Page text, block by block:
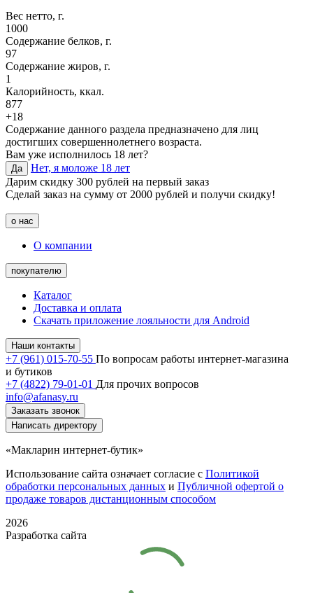
Вес нетто, г.
1000
Содержание белков, г.
97
Содержание жиров, г.
1
Калорийность, ккал.
877
+18
Содержание данного раздела предназначено для лиц
достигших совершеннолетнего возраста.
Вам уже исполнилось 18 лет?
Да
Нет, я моложе 18 лет
Дарим скидку 300 рублей на первый заказ
Сделай заказ на сумму от 2000 рублей и получи скидку!
о нас
О компании
покупателю
Каталог
Доставка и оплата
Скачать приложение лояльности для Android
Наши контакты
+7 (961) 015-70-55 По вопросам работы интернет-магазина
и бутиков
+7 (4822) 79-01-01 Для прочих вопросов
info@afanasy.ru
Заказать звонок
Написать директору
«Макларин интернет-бутик»
Использование сайта означает согласие с Политикой
обработки персональных данных и Публичной офертой о
продаже товаров дистанционным способом
2026
Разработка сайта